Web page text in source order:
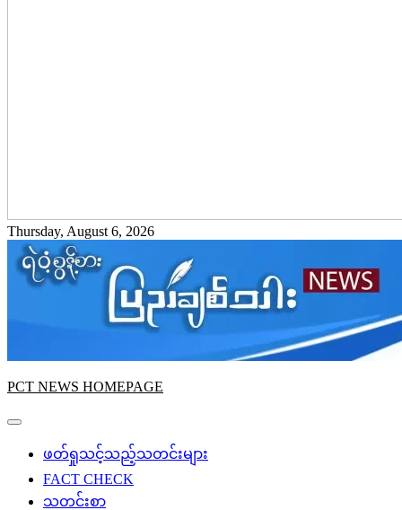
Thursday, August 6, 2026
PCT NEWS HOMEPAGE
ဖတ်ရှုသင့်သည့်သတင်းများ
FACT CHECK
သတင်းစာ